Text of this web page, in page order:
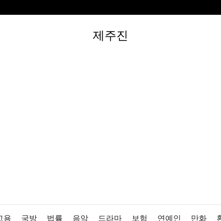
제주진
용 국방 법률 음악 드라마 보험 연예인 만화